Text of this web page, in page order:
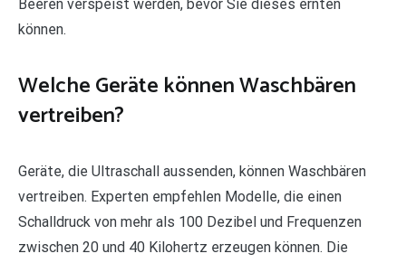
Beeren verspeist werden, bevor Sie dieses ernten
können.
Welche Geräte können Waschbären
vertreiben?
Geräte, die Ultraschall aussenden, können Waschbären
vertreiben. Experten empfehlen Modelle, die einen
Schalldruck von mehr als 100 Dezibel und Frequenzen
zwischen 20 und 40 Kilohertz erzeugen können. Die